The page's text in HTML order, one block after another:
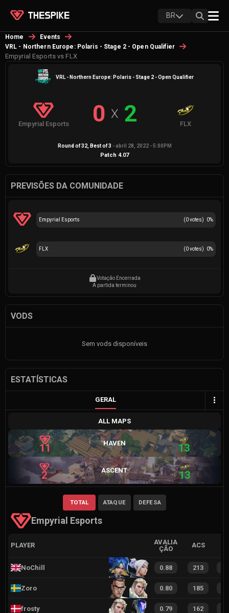
BR
Home
Events
VRL - Northern Europe: Polaris - Stage 2 - Open Qualifier
Empyrial Esports vs FLX
VRL - Northern Europe: Polaris - Stage 2 - Open Qualifier
Empyrial Esports 0 X 2 FLX
Round of 32, Best of3 - abril 28, 2022 - 5:00PM
Patch 4.07
PREVISÕES DA COMUNIDADE
(0votes) 0%
Empyrial Esports
(0votes) 0%
FLX
Votação Encerrada
A partida terminou
VODS
Sem vods disponíveis
ESTATÍSTICAS
GERAL
ALL MAPS
11 HAVEN 13
2 ASCENT 13
Empyrial Esports
TOTAL ATAQUE DEFESA
PLAYER
AVALIA
ÇÃO
ACS
NoChill 0.88 213
Zoro 0.80 185
frosty 0.79 162